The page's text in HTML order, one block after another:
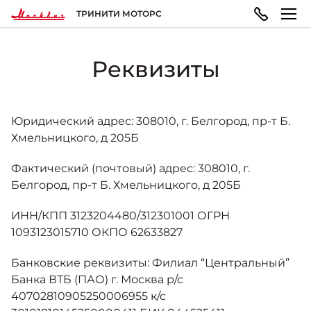
ТРИНИТИ МОТОРС
МОДЕЛЬНЫЙ РЯД
Москвич 3
Городской кроссовер
от 1 344 000 ₽*
Москвич 3e
Современный электромобиль
ПОКУПАТЕЛЯМ
ВЫБОР АВТОМОБИЛЯ
Конфигуратор
Автомобили в наличии
Записаться на тест-драйв
ПОКУПКА АВТОМОБИЛЯ
ВЛАДЕЛЬЦАМ
ТЕХОБСЛУЖИВАНИЕ И РЕМОНТ
Запись на сервис
ГАРАНТИЯ И ПОДДЕРЖКА
Гарантия
О КОМПАНИИ
ПРАВОВАЯ ИНФОРМАЦИЯ
Реквизиты
Политика обработки персональных данных
Правила пользования сайтом
НОВОСТИ
Реквизиты
Юридический адрес: 308010, г. Белгород, пр-т Б.
Хмельницкого, д 205Б
Фактический (почтовый) адрес: 308010, г.
Белгород, пр-т Б. Хмельницкого, д 205Б
ИНН/КПП 3123204480/312301001 ОГРН
1093123015710 ОКПО 62633827
Банковские реквизиты: Филиал “Центральный”
Банка ВТБ (ПАО) г. Москва р/с
40702810905250006955 к/с